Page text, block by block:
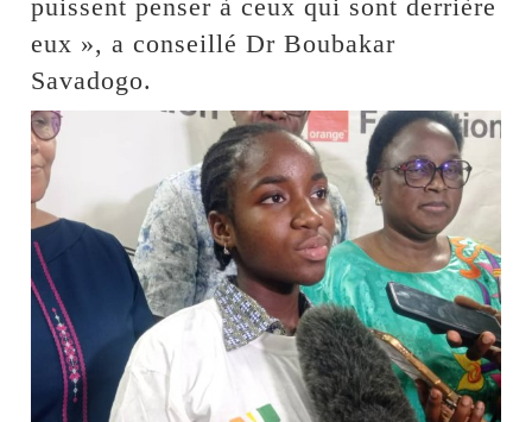
puissent penser à ceux qui sont derrière
eux », a conseillé Dr Boubakar
Savadogo.